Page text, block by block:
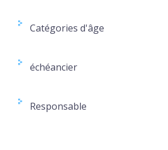
Catégories d'âge
échéancier
Responsable